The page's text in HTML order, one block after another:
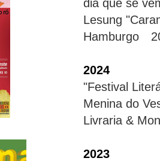
dia que se
Lesung
Hamburgo
2024
"Festival
Menina do
Livraria &
2023